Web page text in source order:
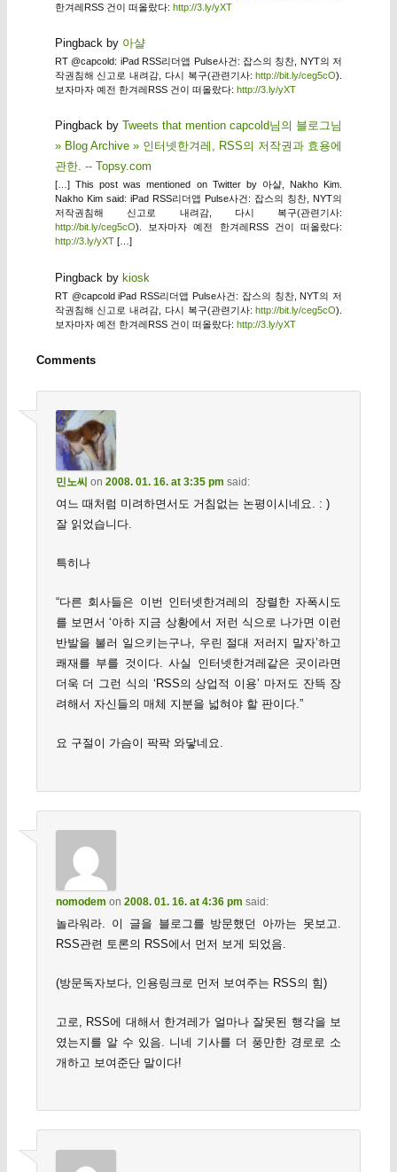
한겨레RSS 건이 떠올랐다: http://3.ly/yXT
Pingback by 아샬
RT @capcold: iPad RSS리더앱 Pulse사건: 잡스의 칭찬, NYT의 저
작권침해 신고로 내려감, 다시 복구(관련기사:http://bit.ly/ceg5cO).
보자마자 예전 한겨레RSS 건이 떠올랐다: http://3.ly/yXT
Pingback by Tweets that mention capcold님의 블로그님
» Blog Archive » 인터넷한겨레, RSS의 저작권과 효용에
관한. -- Topsy.com
[…] This post was mentioned on Twitter by 아샬, Nakho Kim.
Nakho Kim said: iPad RSS리더앱 Pulse사건: 잡스의 칭찬, NYT의
저작권침해 신고로 내려감, 다시 복구(관련기사:
http://bit.ly/ceg5cO). 보자마자 예전 한겨레RSS 건이 떠올랐다:
http://3.ly/yXT[…]
Pingback by kiosk
RT @capcold iPad RSS리더앱 Pulse사건: 잡스의 칭찬, NYT의 저
작권침해 신고로 내려감, 다시 복구(관련기사:http://bit.ly/ceg5cO).
보자마자 예전 한겨레RSS 건이 떠올랐다: http://3.ly/yXT
Comments
민노씨 on 2008. 01. 16. at 3:35 pm said:
여느 때처럼 미려하면서도 거침없는 논평이시네요. : )
잘 읽었습니다.
특히나
“다른 회사들은 이번 인터넷한겨레의 장렬한 자폭시도
를 보면서 ‘아하 지금 상황에서 저런 식으로 나가면 이런
반발을 불러 일으키는구나, 우린 절대 저러지 말자’하고
쾌재를 부를 것이다. 사실 인터넷한겨레같은 곳이라면
더욱 더 그런 식의 ‘RSS의 상업적 이용’ 마저도 잔뜩 장
려해서 자신들의 매체 지분을 넓혀야 할 판이다.”
요 구절이 가슴이 팍팍 와닿네요.
nomodem on 2008. 01. 16. at 4:36 pm said:
놀라워라. 이 글을 블로그를 방문했던 아까는 못보고.
RSS관련 토론의 RSS에서 먼저 보게 되었음.
(방문독자보다, 인용링크로 먼저 보여주는 RSS의 힘)
고로, RSS에 대해서 한겨레가 얼마나 잘못된 행각을 보
였는지를 알 수 있음. 니네 기사를 더 풍만한 경로로 소
개하고 보여준단 말이다!